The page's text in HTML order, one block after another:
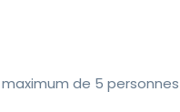
de 5 personnes